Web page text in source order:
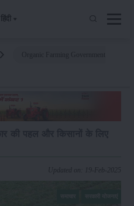
हिंदी
Updated on: 19-Feb-2025